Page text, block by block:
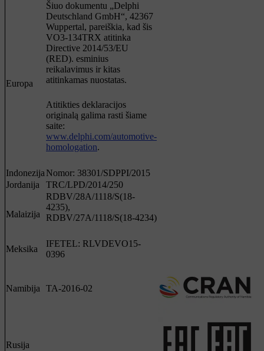
Europa
Šiuo dokumentu „Delphi
Deutschland GmbH“, 42367
Wuppertal, pareiškia, kad šis
VO3-134TRX atitinka
Directive 2014/53/EU
(RED). esminius
reikalavimus ir kitas
atitinkamas nuostatas.
Atitikties deklaracijos
originalą galima rasti šiame
saite:
www.delphi.com/automotive-
homologation.
Indonezija Nomor: 38301/SDPPI/2015
Jordanija
TRC/LPD/2014/250
Malaizija
RDBV/28A/1118/S(18-
4235),
RDBV/27A/1118/S(18-4234)
Meksika
IFETEL: RLVDEVO15-
0396
Namibija TA-2016-02
Rusija